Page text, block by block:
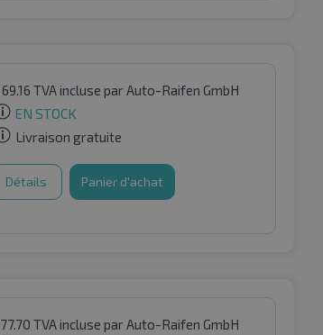
69.16 TVA incluse par Auto-Raifen GmbH
EN STOCK
Livraison gratuite
Détails Panier d'achat
77.70 TVA incluse par Auto-Raifen GmbH